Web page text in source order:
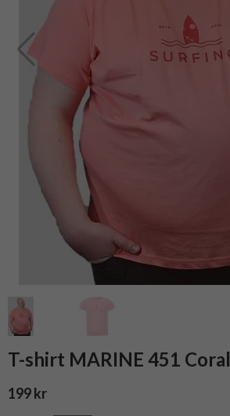
T-shirt MARINE 451 Coral
199 kr